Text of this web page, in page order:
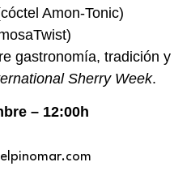
Amon-Tonic)
gastronomía, tradición
Sherry Week.
– 12:00h